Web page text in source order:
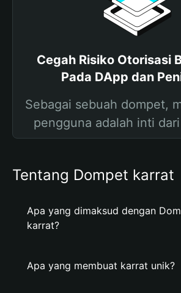
Cegah Risiko Otorisasi
Pada DApp dan
Sebagai sebuah dompet,
pengguna adalah inti
Tentang Dompet karrat
Apa yang dimaksud dengan
karrat?
Apa yang membuat karrat unik?